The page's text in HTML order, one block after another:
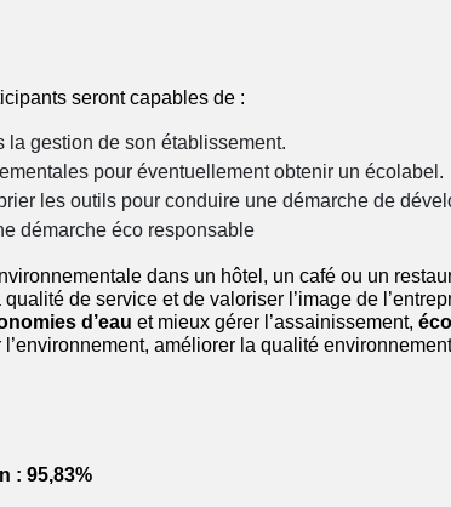
seront capables de :
la gestion de son établissement.
pour éventuellement obtenir un écolabel.
les outils pour conduire une démarche de
démarche éco responsable
dans un hôtel, un café ou un
de service et de valoriser l’image de
d’eau et mieux gérer l’assainissement,
améliorer la qualité
: 95,83%